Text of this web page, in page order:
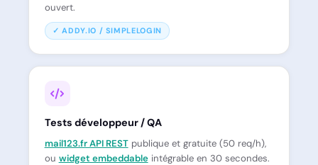
ouvert.
✓ ADDY.IO / SIMPLELOGIN
Tests développeur / QA
mail123.fr API RESTpublique et gratuite (50 req/h),
ou widget embeddableintégrable en 30 secondes.